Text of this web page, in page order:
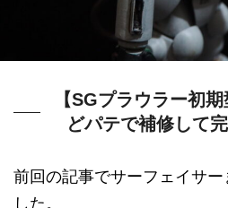
【SGプラウラー初
どパテで補修して
前回の記事でサーフェイサ
した。